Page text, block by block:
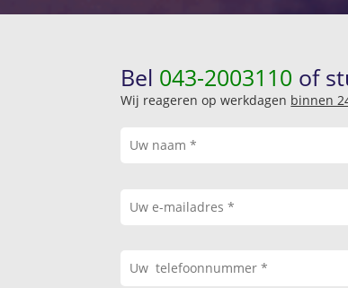
Bel 043-2003110 of
Wij reageren op werkdagen binnen